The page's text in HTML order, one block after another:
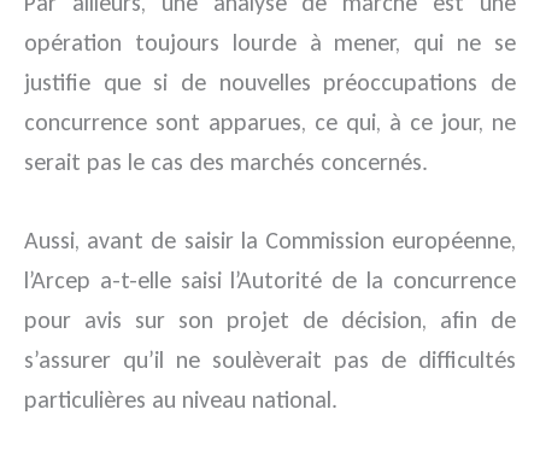
opération toujours lourde à mener, qui ne se
justifie que si de nouvelles préoccupations de
concurrence sont apparues, ce qui, à ce jour, ne
serait pas le cas des marchés concernés.
Aussi, avant de saisir la Commission européenne,
l’Arcep a-t-elle saisi l’Autorité de la concurrence
pour avis sur son projet de décision, afin de
s’assurer qu’il ne soulèverait pas de difficultés
particulières au niveau national.